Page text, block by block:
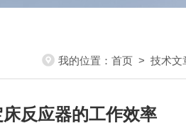
我的位置： 首页 > 技术文
反应器的工作效率